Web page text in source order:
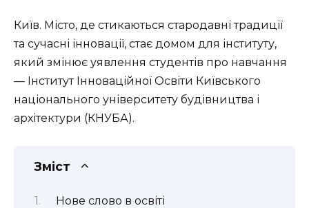
Київ. Місто, де стикаються стародавні традиції
та сучасні інновації, стає домом для інституту,
який змінює уявлення студентів про навчання
— Інститут Інноваційної Освіти Київського
національного університету будівництва і
архітектури (КНУБА).
Зміст
Нове слово в освіті